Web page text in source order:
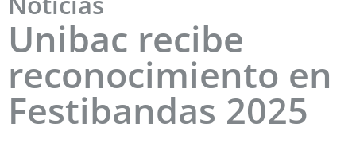
Unibac recibe
reconocimiento en
Festibandas 2025